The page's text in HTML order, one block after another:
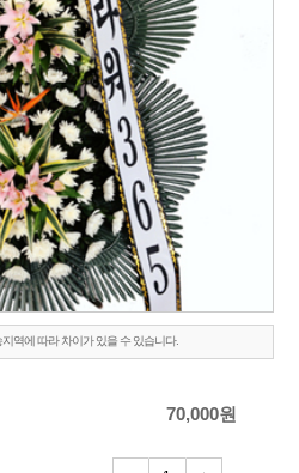
역에 따라 차이가 있을 수 있습니다.
70,000원